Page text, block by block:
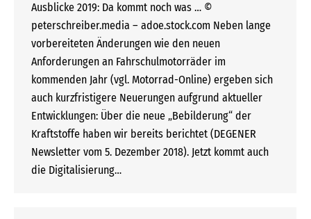
Ausblicke 2019: Da kommt noch was … ©
peterschreiber.media – adoe.stock.com Neben lange
vorbereiteten Änderungen wie den neuen
Anforderungen an Fahrschulmotorräder im
kommenden Jahr (vgl. Motorrad-Online) ergeben sich
auch kurzfristigere Neuerungen aufgrund aktueller
Entwicklungen: Über die neue „Bebilderung“ der
Kraftstoffe haben wir bereits berichtet (DEGENER
Newsletter vom 5. Dezember 2018). Jetzt kommt auch
die Digitalisierung…